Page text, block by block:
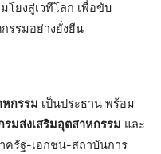
โยงสู่เวทีโลก เพื่อขับ
รรมอย่างยั่งยืน
หกรรม เป็นประธาน พร้อม
มส่งเสริมอุตสาหกรรม และ
ครัฐ-เอกชน-สถาบันการ